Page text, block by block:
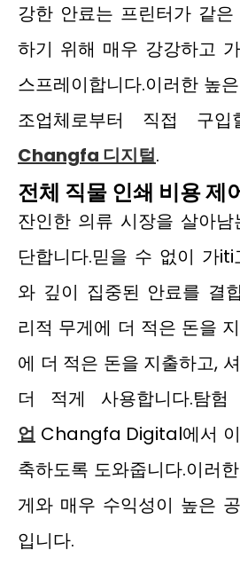
강한 안료는 프린터가 같
하기 위해 매우 강강하고
스프레이합니다.이러한 높
조업체로부터 직접 구
Changfa 디지털.
전체 직물 인쇄 비용 제
잔인한 의류 시장을 살아
단합니다.믿을 수 없이 가
와 깊이 집중된 안료를 결
리적 무게에 더 적은 돈을
에 더 적은 돈을 지출하고,
더 적게 사용합니다.탐험
업 Changfa Digital에서 이
축하도록 도와줍니다.이러
게와 매우 수익성이 높은
입니다.